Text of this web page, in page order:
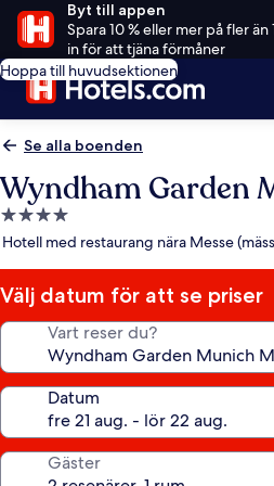
Byt till appen
Spara 10 % eller mer på fler
in för att tjäna förmåner
Hoppa till huvudsektionen
Se alla boenden
Wyndham Garden
4.0-
stjärnigt
Hotell med restaurang nära Messe
Välj datum för att se priser
Vart reser du?
Datum
Gäster